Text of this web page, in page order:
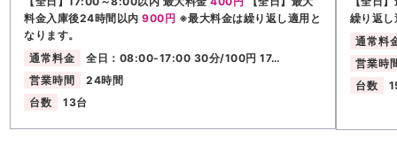
料金入庫後24時間以内900円 ※最大料金は繰り返し適用と
なります。
通常料金
全日：08:00-17:00 30分/100円 17…
営業時間
24時間
台数
13台
繰り返
通常料
営業時
台数